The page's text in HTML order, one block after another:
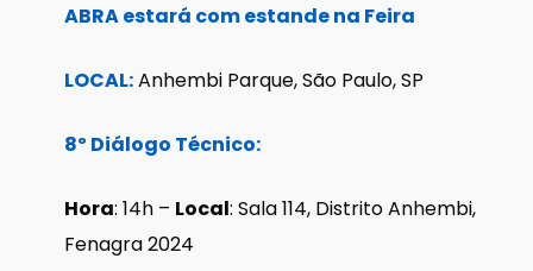
ABRA estará com estande na Feira
LOCAL:Anhembi Parque, São Paulo, SP
8º Diálogo Técnico:
Hora: 14h – Local: Sala 114, Distrito Anhembi,
Fenagra 2024